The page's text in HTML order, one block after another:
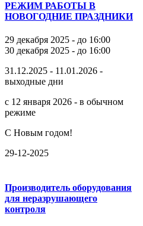
РЕЖИМ РАБОТЫ В
НОВОГОДНИЕ ПРАЗДНИКИ
29 декабря 2025 - до 16:00
30 декабря 2025 - до 16:00
31.12.2025 - 11.01.2026 -
выходные дни
с 12 января 2026 - в обычном
режиме
С Новым годом!
29-12-2025
Производитель оборудования
для неразрушающего
контроля